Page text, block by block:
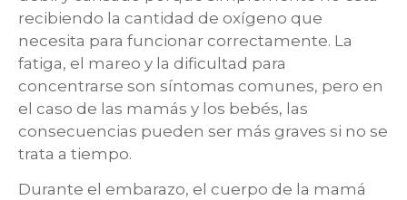
recibiendo la cantidad de oxígeno que
necesita para funcionar correctamente. La
fatiga, el mareo y la dificultad para
concentrarse son síntomas comunes, pero en
el caso de las mamás y los bebés, las
consecuencias pueden ser más graves si no se
trata a tiempo.
Durante el embarazo, el cuerpo de la mamá